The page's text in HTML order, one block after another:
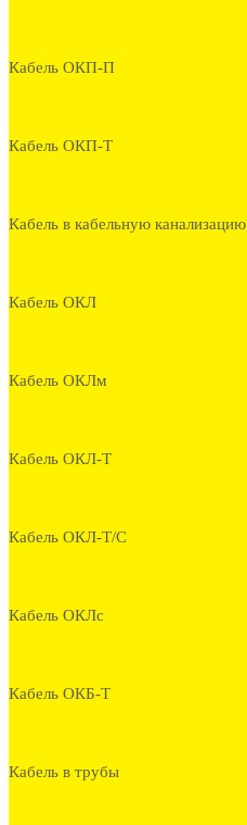
Кабель ОКП-П
Кабель ОКП-Т
Кабель в кабельную канализацию
Кабель ОКЛ
Кабель ОКЛм
Кабель ОКЛ-Т
Кабель ОКЛ-Т/С
Кабель ОКЛс
Кабель ОКБ-Т
Кабель в трубы